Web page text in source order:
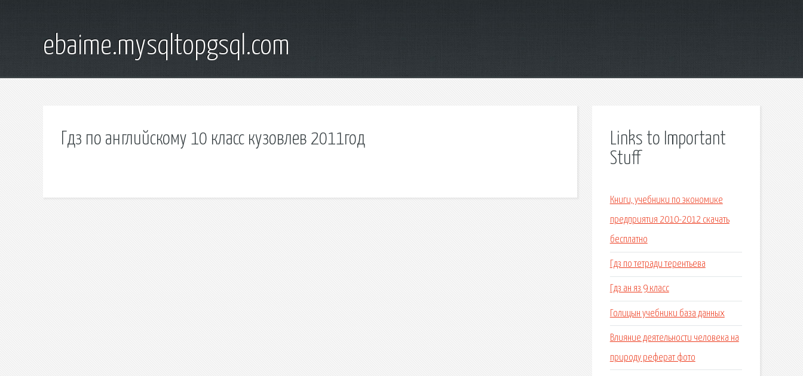
ebaime.mysqltopgsql.com
Гдз по английскому 10 класс кузовлев 2011год
Links to Important
Stuff
Книги, учебники по экономике
предприятия 2010-2012 скачать
бесплатно
Гдз по тетради терентьева
Гдз ан яз 9 класс
Голицын учебники база данных
Влияние деятельности человека на
природу реферат фото